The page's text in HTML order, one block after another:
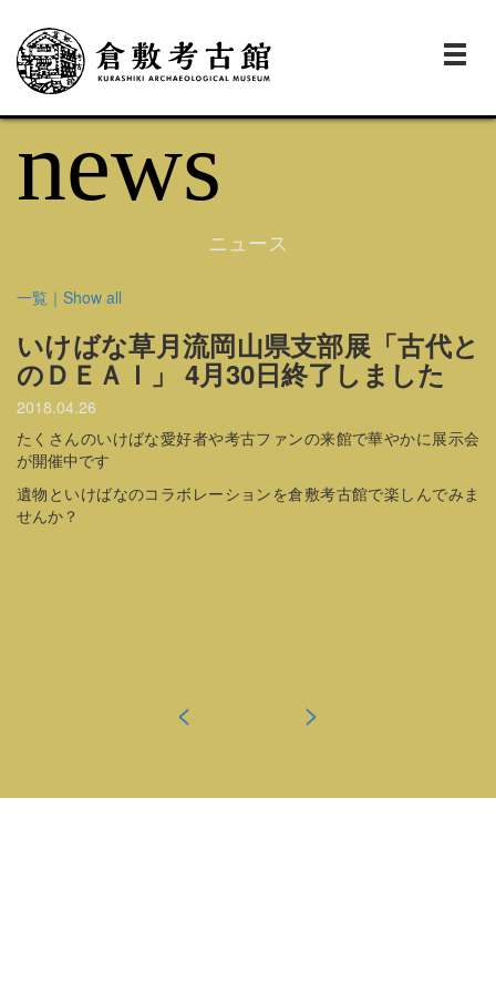
news
ニュース
一覧｜Show all
いけばな草月流岡山県支部展「古代と
のＤＥＡＩ」 4月30日終了しました
2018.04.26
たくさんのいけばな愛好者や考古ファンの来館で華やかに展示会
が開催中です
遺物といけばなのコラボレーションを倉敷考古館で楽しんでみま
せんか？
< >